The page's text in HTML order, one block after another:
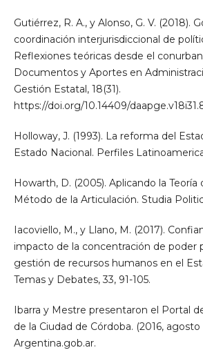
Gutiérrez, R. A., y Alonso, G. V. (2018).
coordinación interjurisdiccional de
Reflexiones teóricas desde el
Documentos y Aportes en
Gestión Estatal, 18(31).
https://doi.org/10.14409/
Holloway, J. (1993). La reforma del
Estado Nacional. Perfiles
Howarth, D. (2005). Aplicando la Teoría
Método de la Articulación. Studia
Iacoviello, M., y Llano, M. (2017).
impacto de la concentración de poder
gestión de recursos humanos en el
Temas y Debates, 33, 91-105.
Ibarra y Mestre presentaron el Portal
de la Ciudad de Córdoba. (2016, agosto
Argentina.gob.ar.